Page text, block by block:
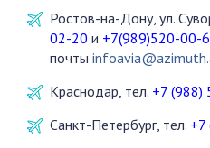
Ростов-на-Дону, ул.
02-20 и +7(989)520-00-
почты
Краснодар, тел. +7 (988)
Санкт-Петербург, тел.